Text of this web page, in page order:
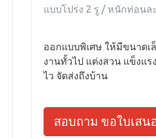
แบบโปร่ง 2 รู / หนักท่อนล
ออกแบบพิเศษ ให้มีขนาดเ
งานทั้วไป แต่งสวน แข็งแร
ไว จัดส่งถึงบ้าน
สอบถาม ขอใบเสน